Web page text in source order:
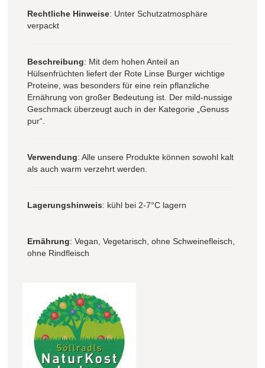
Rechtliche Hinweise: Unter Schutzatmosphäre
verpackt
Beschreibung: Mit dem hohen Anteil an
Hülsenfrüchten liefert der Rote Linse Burger wichtige
Proteine, was besonders für eine rein pflanzliche
Ernährung von großer Bedeutung ist. Der mild-nussige
Geschmack überzeugt auch in der Kategorie „Genuss
pur“.
Verwendung: Alle unsere Produkte können sowohl kalt
als auch warm verzehrt werden.
Lagerungshinweis: kühl bei 2-7°C lagern
Ernährung: Vegan, Vegetarisch, ohne Schweinefleisch,
ohne Rindfleisch